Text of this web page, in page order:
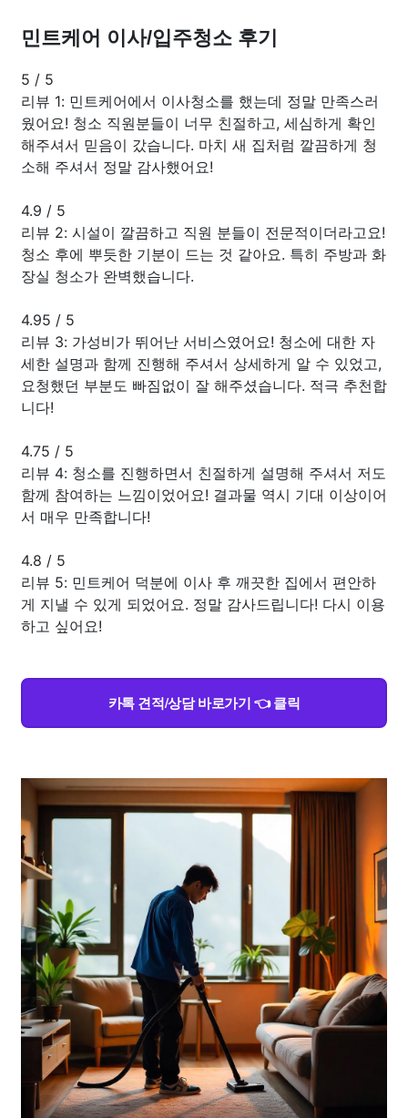
민트케어 이사/입주청소 후기
5 / 5
리뷰 1: 민트케어에서 이사청소를 했는데 정말 만족스러
웠어요! 청소 직원분들이 너무 친절하고, 세심하게 확인
해주셔서 믿음이 갔습니다. 마치 새 집처럼 깔끔하게 청
소해 주셔서 정말 감사했어요!
4.9 / 5
리뷰 2: 시설이 깔끔하고 직원 분들이 전문적이더라고요!
청소 후에 뿌듯한 기분이 드는 것 같아요. 특히 주방과 화
장실 청소가 완벽했습니다.
4.95 / 5
리뷰 3: 가성비가 뛰어난 서비스였어요! 청소에 대한 자
세한 설명과 함께 진행해 주셔서 상세하게 알 수 있었고,
요청했던 부분도 빠짐없이 잘 해주셨습니다. 적극 추천합
니다!
4.75 / 5
리뷰 4: 청소를 진행하면서 친절하게 설명해 주셔서 저도
함께 참여하는 느낌이었어요! 결과물 역시 기대 이상이어
서 매우 만족합니다!
4.8 / 5
리뷰 5: 민트케어 덕분에 이사 후 깨끗한 집에서 편안하
게 지낼 수 있게 되었어요. 정말 감사드립니다! 다시 이용
하고 싶어요!
카톡 견적/상담 바로가기 👈 클릭